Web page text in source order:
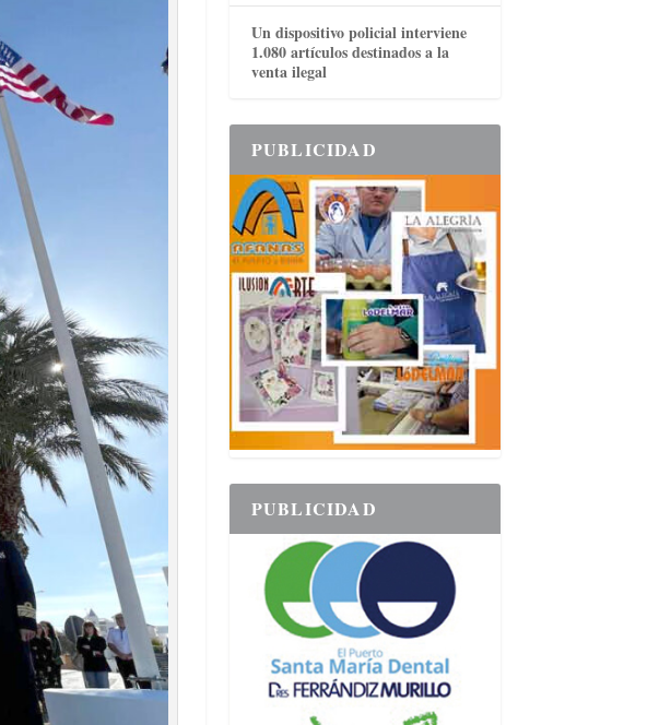
Un dispositivo policial interviene
1.080 artículos destinados a la
venta ilegal
PUBLICIDAD
PUBLICIDAD